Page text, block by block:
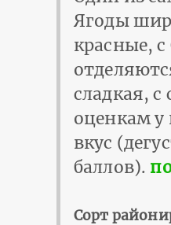
Ягоды
красные,
сладкая,
оценкам у
вкус
баллов).
Сорт